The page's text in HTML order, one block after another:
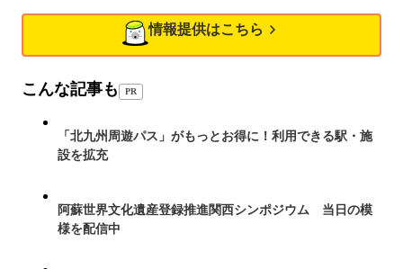
情報提供はこちら
こんな記事も PR
「北九州周遊パス」がもっとお得に！利用できる駅・施
設を拡充
阿蘇世界文化遺産登録推進関西シンポジウム 当日の模
様を配信中